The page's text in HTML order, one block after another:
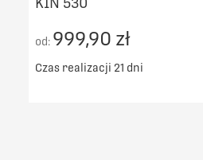
od: 999,90 zł
Czas realizacji 21 dni